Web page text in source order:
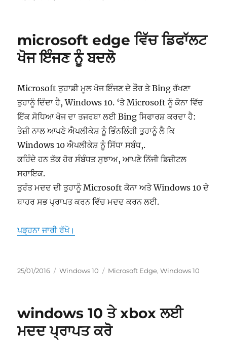
microsoft edge ਵਿੱਚ ਡਿਫਾੱਲਟ
ਖੋਜ ਇੰਜਣ ਨੂੰ ਬਦਲੋ
Microsoft ਤੁਹਾਡੀ ਮੂਲ ਖੋਜ ਇੰਜਣ ਦੇ ਤੌਰ ਤੇ Bing ਰੱਖਣਾ
ਤੁਹਾਨੂੰ ਦਿੰਦਾ ਹੈ, Windows 10. ‘ਤੇ Microsoft ਨੂੰ ਕੋਨਾ ਵਿੱਚ
ਇੱਕ ਸੋਧਿਆ ਖੋਜ ਦਾ ਤਜਰਬਾ ਲਈ Bing ਸਿਫਾਰਸ਼ ਕਰਦਾ ਹੈ:
ਤੇਜ਼ੀ ਨਾਲ ਆਪਣੇ ਐਪਲੀਕੇਸ਼ ਨੂੰ ਭਿੰਨਲਿੰਗੀ ਤੁਹਾਨੂੰ ਲੈ ਕਿ
Windows 10 ਐਪਲੀਕੇਸ਼ ਨੂੰ ਸਿੱਧਾ ਸਬੰਧ,.
ਕਹਿੰਦੇ ਹਨ ਤੱਕ ਹੋਰ ਸੰਬੰਧਤ ਸੁਝਾਅ, ਆਪਣੇ ਨਿੱਜੀ ਡਿਜ਼ੀਟਲ
ਸਹਾਇਕ.
ਤੁਰੰਤ ਮਦਦ ਦੀ ਤੁਹਾਨੂੰ Microsoft ਕੋਨਾ ਅਤੇ Windows 10 ਦੇ
ਬਾਹਰ ਸਭ ਪ੍ਰਾਪਤ ਕਰਨ ਵਿੱਚ ਮਦਦ ਕਰਨ ਲਈ.
“microsoft edge ਵਿੱਚ ਡਿਫਾੱਲਟ ਖੋਜ ਇੰਜਣ ਨੂੰ ਬਦਲੋ”
ਪੜ੍ਹਨਾ ਜਾਰੀ ਰੱਖੋ।
ਸੰਪਾਦਿਤ
25/01/2016 ਸ਼੍ਰੇਣੀਆਂ
Windows 10 ਟੈਗ
Microsoft Edge,Windows 10
windows 10 ਤੇ xbox ਲਈ
ਮਦਦ ਪ੍ਰਾਪਤ ਕਰੋ